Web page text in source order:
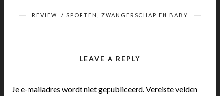
REVIEW / SPORTEN, ZWANGERSCHAP EN BABY
LEAVE A REPLY
Je e-mailadres wordt niet gepubliceerd.Vereiste velden